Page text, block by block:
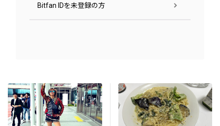
Bitfan IDを未登録の方